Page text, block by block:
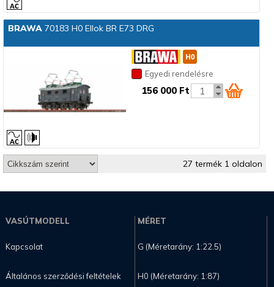
BRAWA70183 H0 Ellok BR E73 DRG
Egyedi rendelésre
156 000 Ft
27 termék 1 oldalon
VASÚTMODELL
Kapcsolat
Általános szerződési feltételek
MÉRET
G (Méretarány: 1:22.5)
H0 (Méretarány: 1:87)